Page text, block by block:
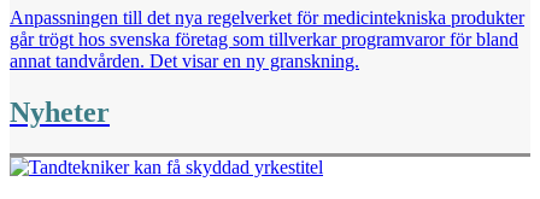
Anpassningen till det nya regelverket för medicintekniska produkter
går trögt hos svenska företag som tillverkar programvaror för bland
annat tandvården. Det visar en ny granskning.
Nyheter